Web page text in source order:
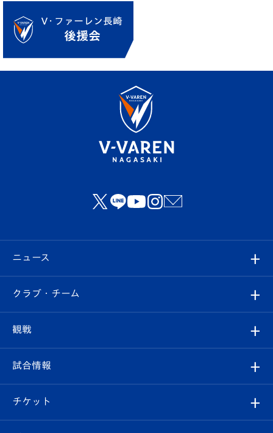
ニュース
すべて
クラブ
試合情報
クラブ・チーム
クラブ概要
エンブレム紹介
観戦
観戦ルール
はじめての観戦ガイド
試合情報
試合日程/結果
チケット